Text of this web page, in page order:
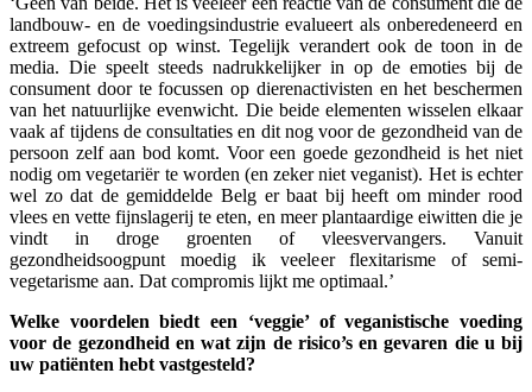
landbouw- en de voedingsindustrie evalueert als onberedeneerd en
extreem gefocust op winst. Tegelijk verandert ook de toon in de
media. Die speelt steeds nadrukkelijker in op de emoties bij de
consument door te focussen op dierenactivisten en het beschermen
van het natuurlijke evenwicht. Die beide elementen wisselen elkaar
vaak af tijdens de consultaties en dit nog voor de gezondheid van de
persoon zelf aan bod komt. Voor een goede gezondheid is het niet
nodig om vegetariër te worden (en zeker niet veganist). Het is echter
wel zo dat de gemiddelde Belg er baat bij heeft om minder rood
vlees en vette fijnslagerij te eten, en meer plantaardige eiwitten die je
vindt in droge groenten of vleesvervangers. Vanuit
gezondheidsoogpunt moedig ik veeleer flexitarisme of semi-
vegetarisme aan. Dat compromis lijkt me optimaal.’
Welke voordelen biedt een ‘veggie’ of veganistische voeding
voor de gezondheid en wat zijn de risico’s en gevaren die u bij
uw patiënten hebt vastgesteld?